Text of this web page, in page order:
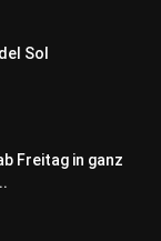
Sol
Freitag in ganz